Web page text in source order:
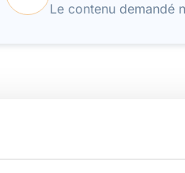
Le contenu demandé